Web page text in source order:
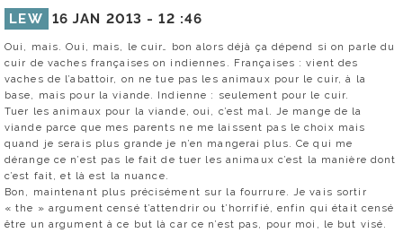
LEW 16 JAN 2013 -12 :46
Oui, mais. Oui, mais, le cuir… bon alors déjà ça dépend si on parle du
cuir de vaches françaises on indiennes. Françaises : vient des
vaches de l’abattoir, on ne tue pas les animaux pour le cuir, à la
base, mais pour la viande. Indienne : seulement pour le cuir.
Tuer les animaux pour la viande, oui, c’est mal. Je mange de la
viande parce que mes parents ne me laissent pas le choix mais
quand je serais plus grande je n’en mangerai plus. Ce qui me
dérange ce n’est pas le fait de tuer les animaux c’est la manière dont
c’est fait, et là est la nuance.
Bon, maintenant plus précisément sur la fourrure. Je vais sortir
« the » argument censé t’attendrir ou t’horrifié, enfin qui était censé
être un argument à ce but là car ce n’est pas, pour moi, le but visé.